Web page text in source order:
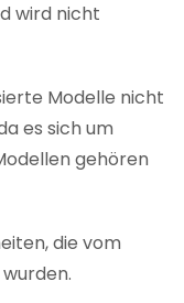
wird nicht
Modelle nicht
es sich um
gehören
die vom